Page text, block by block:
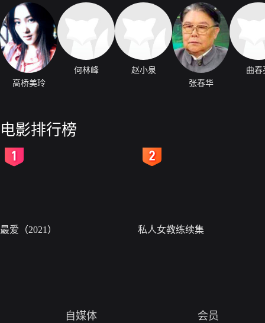
高桥美玲
何林峰
赵小泉
张春华
曲春
电影排行榜
最爱（2021） 私人女教练续集
自媒体 会员